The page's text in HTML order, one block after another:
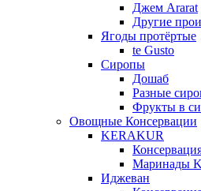
Джем Ararat
Другие
Ягоды протёртые
te Gusto
Сиропы
Дошаб
Разные
Фрукты в
Овощные Консервации
KERAKUR
Маринады
Иджеван